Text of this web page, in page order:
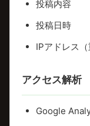
投稿内容
投稿日時
IPアドレス（
アクセス解析
Google